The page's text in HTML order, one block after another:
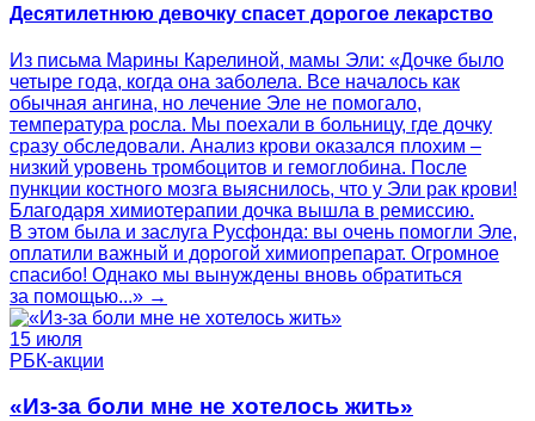
Десятилетнюю девочку спасет дорогое лекарство
Из письма Марины Карелиной, мамы Эли: «Дочке было
четыре года, когда она заболела. Все началось как
обычная ангина, но лечение Эле не помогало,
температура росла. Мы поехали в больницу, где дочку
сразу обследовали. Анализ крови оказался плохим –
низкий уровень тромбоцитов и гемоглобина. После
пункции костного мозга выяснилось, что у Эли рак крови!
Благодаря химиотерапии дочка вышла в ремиссию.
В этом была и заслуга Русфонда: вы очень помогли Эле,
оплатили важный и дорогой химиопрепарат. Огромное
спасибо! Однако мы вынуждены вновь обратиться
за помощью...» →
15 июля
РБК-акции
«Из-за боли мне не хотелось жить»